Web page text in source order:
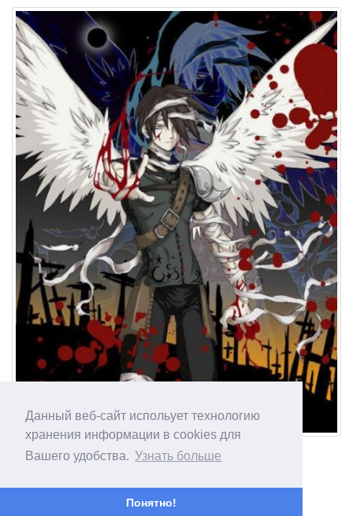
Данный веб-сайт испольует технологию
хранения информации в cookies для
Вашего удобства. Узнать больше
Понятно!